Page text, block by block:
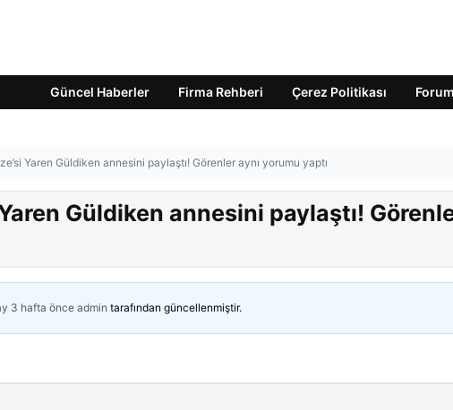
Güncel Haberler Firma Rehberi Çerez Politikası Forum
Yaren Güldiken annesini paylaştı! Görenler aynı yorumu yaptı
Güldiken annesini paylaştı!
3 hafta önceadmin tarafından güncellenmiştir.